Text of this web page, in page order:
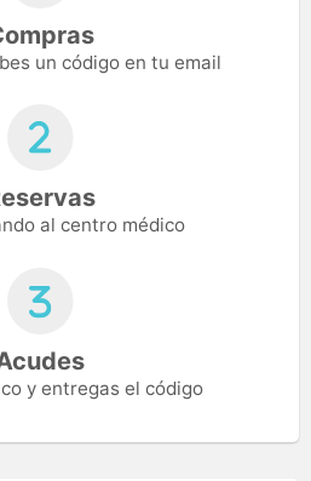
un código en tu email
al centro médico
y entregas el código